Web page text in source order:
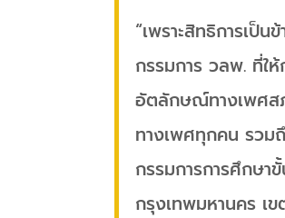
“เพราะสิทธิการเป็
กรรมการ วลพ. ที่ใ
อัตลักษณ์ทางเพศส
ทางเพศทุกคน รวม
กรรมการการศึกษา
กรุงเทพมหานคร เ